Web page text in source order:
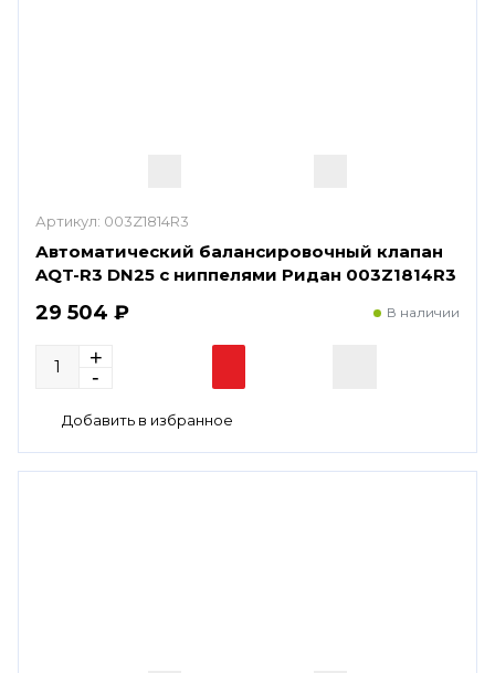
Артикул: 003Z1814R3
Автоматический балансировочный клапан
AQT-R3 DN25 с ниппелями Ридан 003Z1814R3
29 504 ₽ В наличии